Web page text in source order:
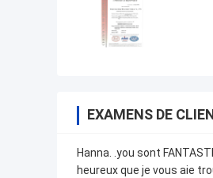
EXAMENS DE
Hanna. .you sont
heureux que je vous aie